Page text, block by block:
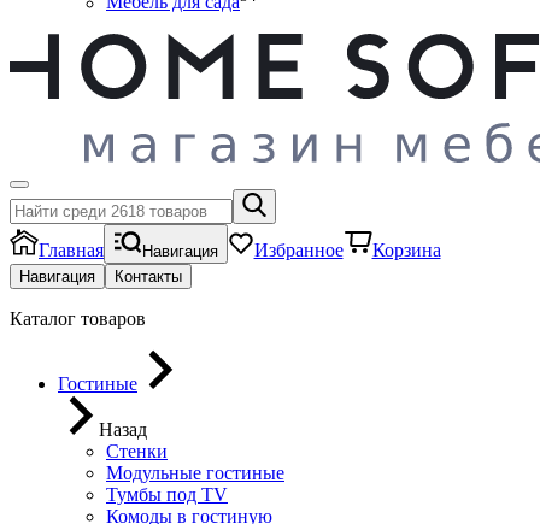
Главная Навигация Избранное Корзина
Навигация Контакты
Каталог товаров
Гостиные
Назад
Стенки
Модульные гостиные
Тумбы под ТV
Комоды в гостиную